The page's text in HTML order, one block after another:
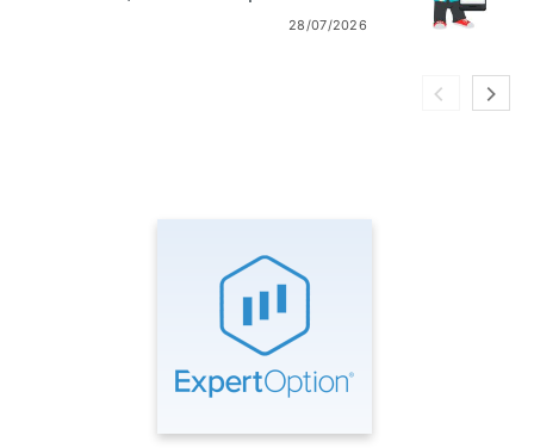
וזמני עיבוד
28/07/2026